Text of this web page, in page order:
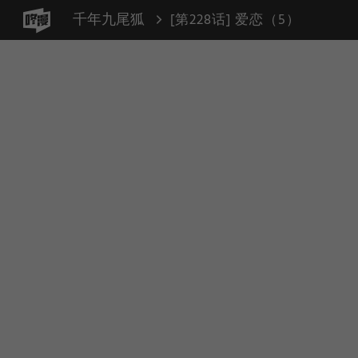
千年九尾狐 [第228话] 爱恋（5）